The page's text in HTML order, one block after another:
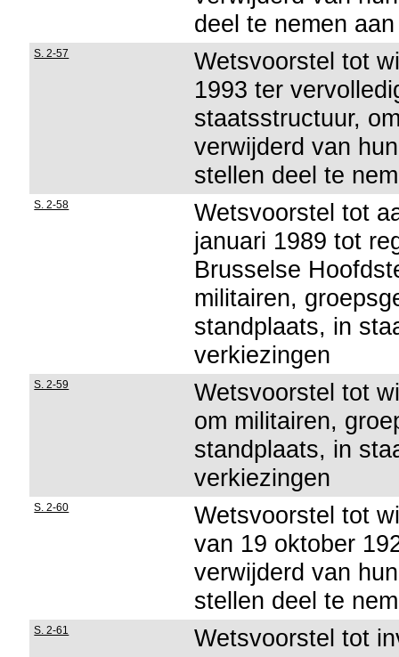
deel te nemen
S. 2-57
Wetsvoorstel tot
1993 ter
staatsstructuur,
verwijderd van
stellen deel te
S. 2-58
Wetsvoorstel tot
januari 1989 tot
Brusselse
militairen,
standplaats, in
verkiezingen
S. 2-59
Wetsvoorstel tot
om militairen,
standplaats, in
verkiezingen
S. 2-60
Wetsvoorstel tot
van 19 oktober
verwijderd van
stellen deel te
S. 2-61
Wetsvoorstel tot